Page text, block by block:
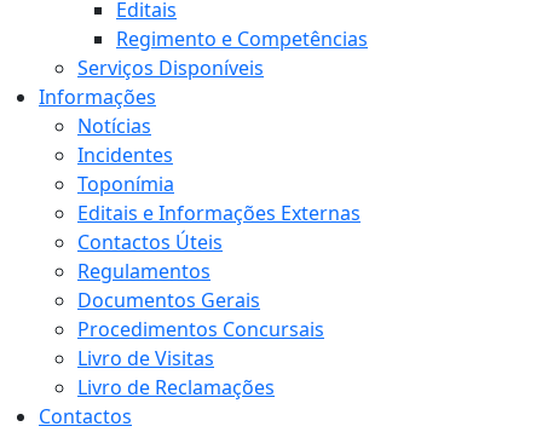
Editais
Regimento e Competências
Serviços Disponíveis
Informações
Notícias
Incidentes
Toponímia
Editais e Informações Externas
Contactos Úteis
Regulamentos
Documentos Gerais
Procedimentos Concursais
Livro de Visitas
Livro de Reclamações
Contactos